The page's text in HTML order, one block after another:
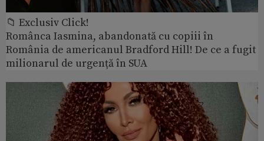
📁 Exclusiv Click!
Românca Iasmina, abandonată cu copiii în
România de americanul Bradford Hill! De ce a fugit
milionarul de urgență în SUA